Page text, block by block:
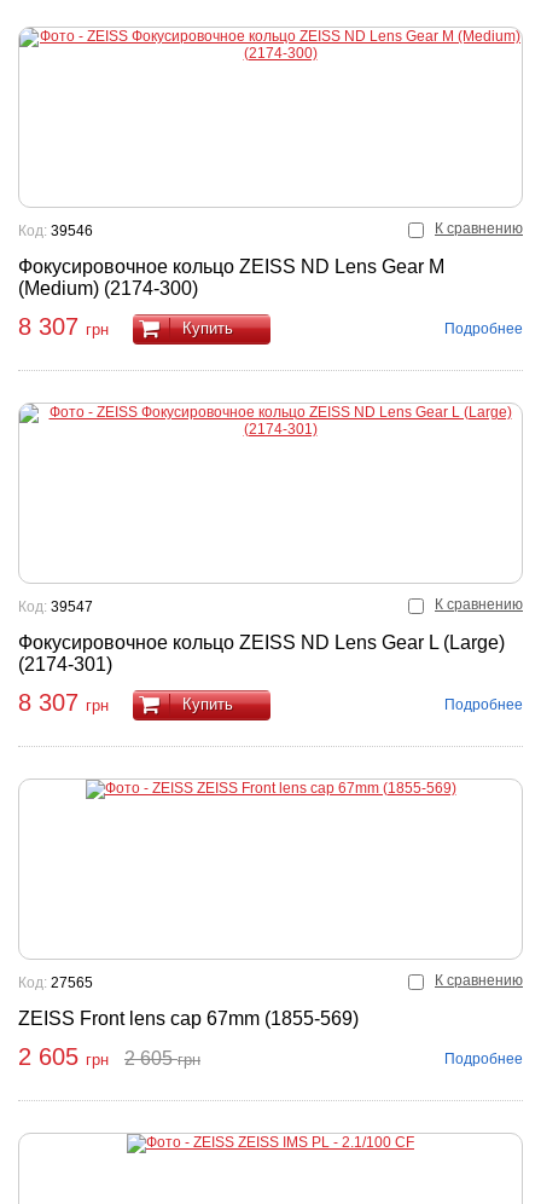
К сравнению
Фокусировочное кольцо ZEISS ND Lens Gear M
(Medium) (2174-300)
Код: 39546
8 307 грн Купить Подробнее
К сравнению
Фокусировочное кольцо ZEISS ND Lens Gear L (Large)
(2174-301)
Код: 39547
8 307 грн Купить Подробнее
К сравнению
ZEISS Front lens cap 67mm (1855-569)
Код: 27565
2 605 грн 2 605грн Подробнее